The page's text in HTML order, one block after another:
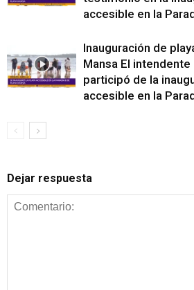
accesible en la
Inauguración de
Mansa El
participó de la
accesible en la
Dejar respuesta